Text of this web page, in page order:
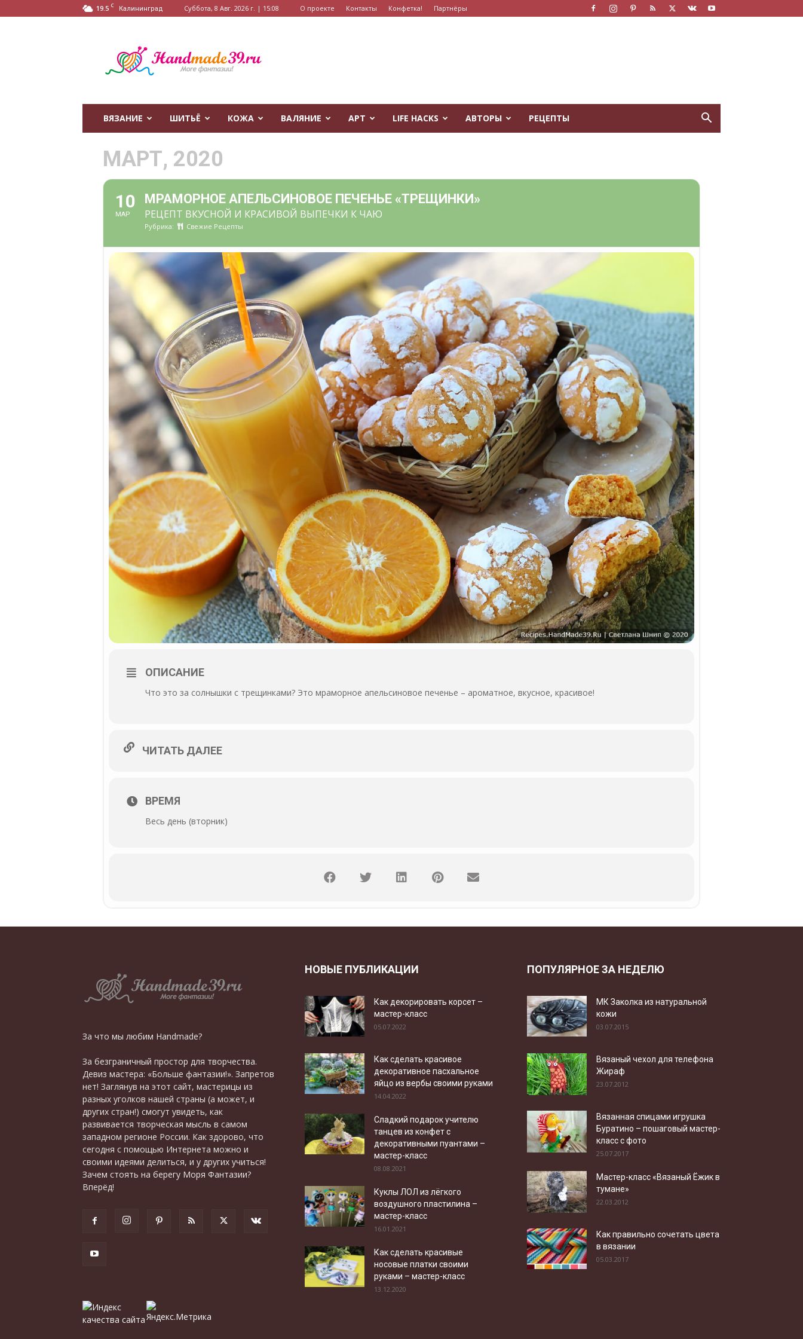
19.5 C Калининград Суббота, 8 Авг. 2026 г. | 15:08 О проекте Контакты Конфетка! Партнёры
ВЯЗАНИЕ ШИТЬЁ КОЖА ВАЛЯНИЕ АРТ LIFE HACKS АВТОРЫ РЕЦЕПТЫ
МАРТ, 2020
10
МАР
МРАМОРНОЕ АПЕЛЬСИНОВОЕ ПЕЧЕНЬЕ «ТРЕЩИНКИ»
РЕЦЕПТ ВКУСНОЙ И КРАСИВОЙ ВЫПЕЧКИ К ЧАЮ
Рубрика: Свежие Рецепты
ОПИСАНИЕ
Что это за солнышки с трещинками? Это мраморное апельсиновое печенье – ароматное, вкусное, красивое!
ЧИТАТЬ ДАЛЕЕ
ВРЕМЯ
Весь день (вторник)
За что мы любим Handmade?
За безграничный простор для творчества.
Девиз мастера: «Больше фантазии!». Запретов
нет! Заглянув на этот сайт, мастерицы из
разных уголков нашей страны (а может, и
других стран!) смогут увидеть, как
развивается творческая мысль в самом
западном регионе России. Как здорово, что
сегодня с помощью Интернета можно и
своими идеями делиться, и у других учиться!
Зачем стоять на берегу Моря Фантазии?
Вперёд!
НОВЫЕ ПУБЛИКАЦИИ
Как декорировать корсет –
мастер-класс
05.07.2022
Как сделать красивое
декоративное пасхальное
яйцо из вербы своими руками
14.04.2022
Сладкий подарок учителю
танцев из конфет с
декоративными пуантами –
мастер-класс
08.08.2021
Куклы ЛОЛ из лёгкого
воздушного пластилина –
мастер-класс
16.01.2021
Как сделать красивые
носовые платки своими
руками – мастер-класс
13.12.2020
ПОПУЛЯРНОЕ ЗА НЕДЕЛЮ
МК Заколка из натуральной
кожи
03.07.2015
Вязаный чехол для телефона
Жираф
23.07.2012
Вязанная спицами игрушка
Буратино – пошаговый мастер-
класс с фото
25.07.2017
Мастер-класс «Вязаный Ёжик в
тумане»
22.03.2012
Как правильно сочетать цвета
в вязании
05.03.2017